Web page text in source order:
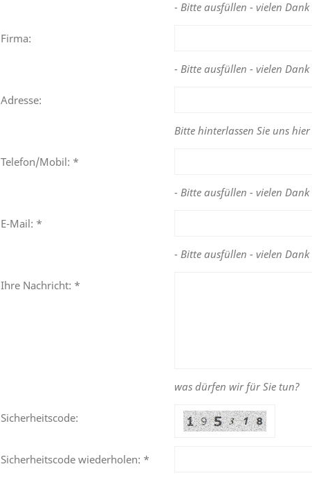
- Bitte ausfüllen - vielen Dank
Firma:
- Bitte ausfüllen - vielen Dank
Adresse:
Bitte hinterlassen Sie uns
Telefon/Mobil: *
- Bitte ausfüllen - vielen Dank
E-Mail: *
- Bitte ausfüllen - vielen Dank
Ihre Nachricht: *
was dürfen wir für Sie tun?
Sicherheitscode:
Sicherheitscode wiederholen: *